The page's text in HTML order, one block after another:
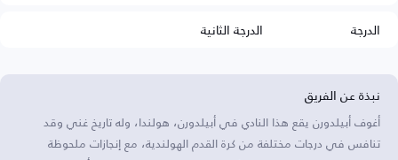
الدرجة
الدرجة الثانية
نبذة عن الفريق
أغوف أبيلدورن يقع هذا النادي في أبيلدورن، هولندا، وله تاريخ غني وقد
تنافس في درجات مختلفة من كرة القدم الهولندية، مع إنجازات ملحوظة